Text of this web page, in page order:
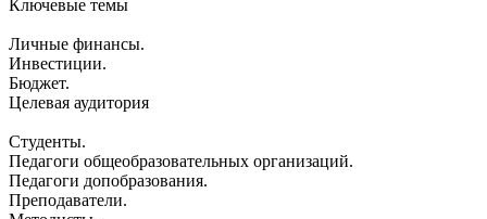
Ключевые темы
Личные финансы.
Инвестиции.
Бюджет.
Целевая аудитория
Студенты.
Педагоги общеобразовательных организаций.
Педагоги допобразования.
Преподаватели.